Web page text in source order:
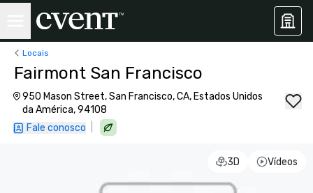
Locais
Fairmont San Francisco
950 Mason Street, San Francisco, CA, Estados Unidos
da América, 94108
Fale conosco
3D Vídeos